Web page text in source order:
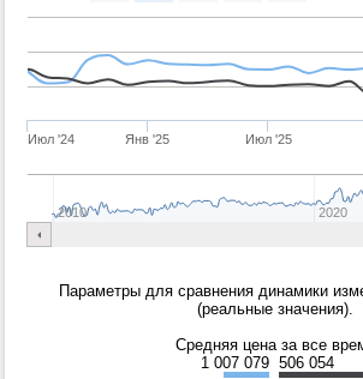
Июл '24 Янв '25 Июл '25
2010 2020
Параметры для сравнения динамики
(реальные значения).
Средняя цена за все
1 007 079 506 054